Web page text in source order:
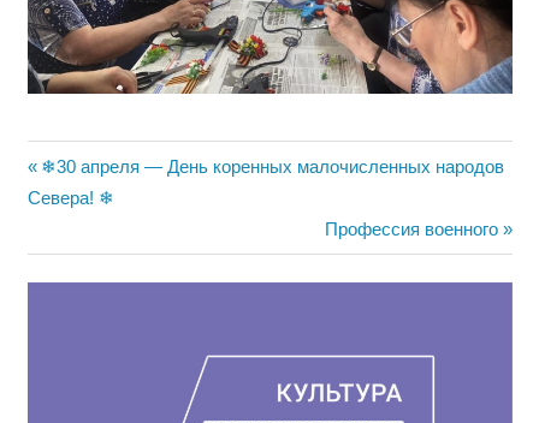
Навигация
записям
Предыдущая
запись:
❄30 апреля — День коренных малочисленных народов
Севера! ❄
Следующая
запись:
Профессия военного